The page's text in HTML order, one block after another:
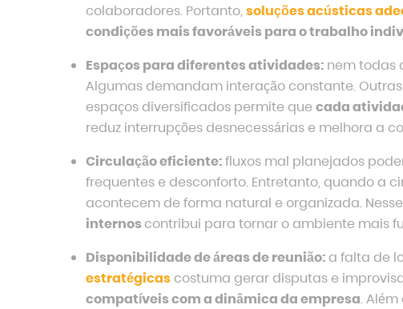
colaboradores. Portanto, soluções acústicas
condições mais favoráveis para o trabalho
Espaços para diferentes atividades: nem todas
Algumas demandam interação constante.
espaços diversificados permite que cada
reduz interrupções desnecessárias e melhora a
Circulação eficiente:fluxos mal planejados
frequentes e desconforto. Entretanto, quando a
acontecem de forma natural e organizada.
internoscontribui para tornar o ambiente mais
Disponibilidade de áreas de reunião: a falta de
estratégicas costuma gerar disputas e
compatíveis com a dinâmica da empresa.